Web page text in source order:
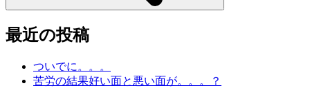
最近の投稿
ついでに。。。
苦労の結果好い面と悪い面が。。。？